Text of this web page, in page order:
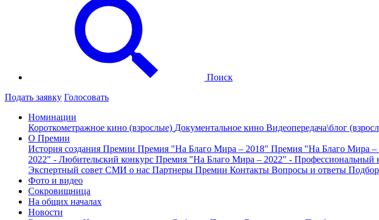
Поиск
Подать заявку Голосовать
Номинации
Короткометражное кино (взрослые) Документальное кино Видеопередача\блог
О Премии
История создания Премии Премия "На Благо Мира – 2018" Премия "На Благо Мира –
2022" - Любительский конкурс Премия "На Благо Мира – 2022" - Профессиональный
Экспертный совет СМИ о нас Партнеры Премии Контакты Вопросы и ответы
Фото и видео
Сокровищница
На общих началах
Новости